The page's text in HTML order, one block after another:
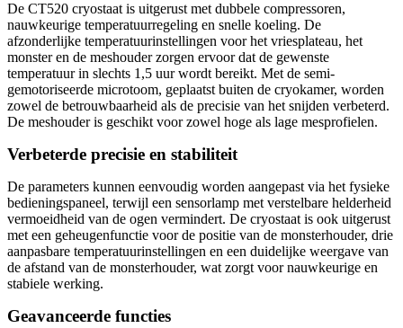
De CT520 cryostaat is uitgerust met dubbele compressoren,
nauwkeurige temperatuurregeling en snelle koeling. De
afzonderlijke temperatuurinstellingen voor het vriesplateau, het
monster en de meshouder zorgen ervoor dat de gewenste
temperatuur in slechts 1,5 uur wordt bereikt. Met de semi-
gemotoriseerde microtoom, geplaatst buiten de cryokamer, worden
zowel de betrouwbaarheid als de precisie van het snijden verbeterd.
De meshouder is geschikt voor zowel hoge als lage mesprofielen.
Verbeterde precisie en stabiliteit
De parameters kunnen eenvoudig worden aangepast via het fysieke
bedieningspaneel, terwijl een sensorlamp met verstelbare helderheid
vermoeidheid van de ogen vermindert. De cryostaat is ook uitgerust
met een geheugenfunctie voor de positie van de monsterhouder, drie
aanpasbare temperatuurinstellingen en een duidelijke weergave van
de afstand van de monsterhouder, wat zorgt voor nauwkeurige en
stabiele werking.
Geavanceerde functies